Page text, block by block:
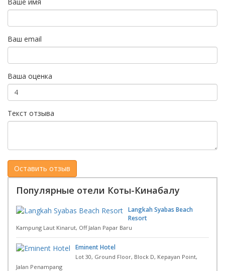
Ваш email
Ваша оценка
Текст отзыва
Популярные отели Коты-Кинабалу
Langkah Syabas Beach
Resort
Kampung Laut Kinarut, Off Jalan Papar Baru
Eminent Hotel
Lot 30, Ground Floor, Block D, Kepayan Point,
Jalan Penampang